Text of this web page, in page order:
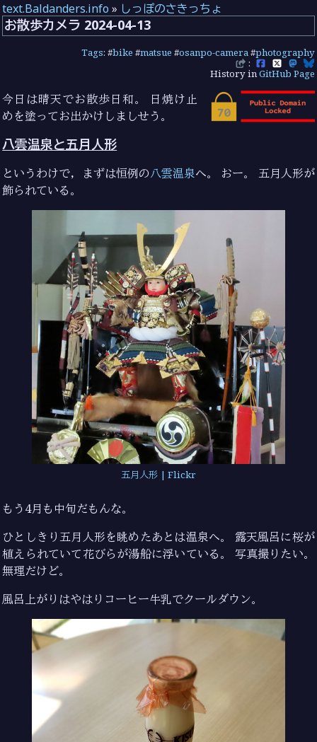
text.Baldanders.info » しっぽのさきっちょ
お散歩カメラ 2024-04-13
Tags: #bike #matsue #osanpo-camera#photography
:
History inGitHub Page
今日は晴天でお散歩日和。 日焼け止
めを塗ってお出かけしましせう。
八雲温泉と五月人形
というわけで，まずは恒例の八雲温泉へ。 おー。 五月人形が
飾られている。
五月人形 | Flickr
もう4月も中旬だもんな。
ひとしきり五月人形を眺めたあとは温泉へ。 露天風呂に桜が
植えられていて花びらが湯船に浮いている。 写真撮りたい。
無理だけど。
風呂上がりはやはりコーヒー牛乳でクールダウン。